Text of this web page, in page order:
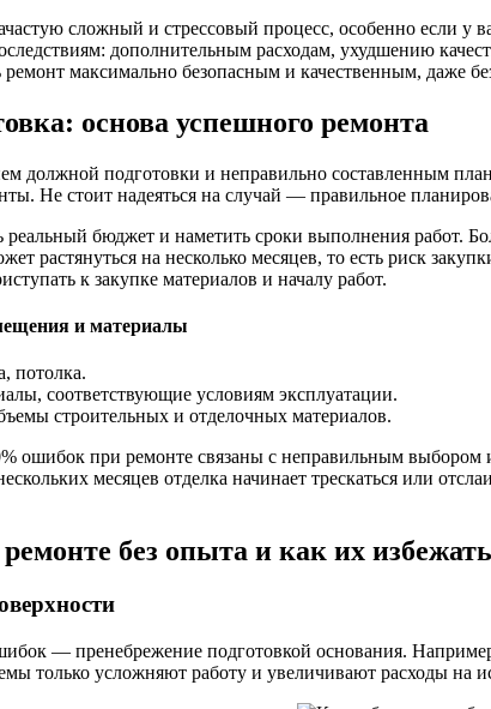
сложный и стрессовый процесс, особенно если
дополнительным расходам, ухудшению
максимально безопасным и качественным, даже
основа успешного ремонта
должной подготовки и неправильно составленным
Не стоит надеяться на случай — правильное
бюджет и наметить сроки выполнения работ.
растянуться на несколько месяцев, то есть риск
к закупке материалов и началу работ.
и материалы
потолка.
соответствующие условиям эксплуатации.
строительных и отделочных материалов.
ошибок при ремонте связаны с неправильным
месяцев отделка начинает трескаться или
без опыта и как их избежать
— пренебрежение подготовкой основания.
только усложняют работу и увеличивают расходы на